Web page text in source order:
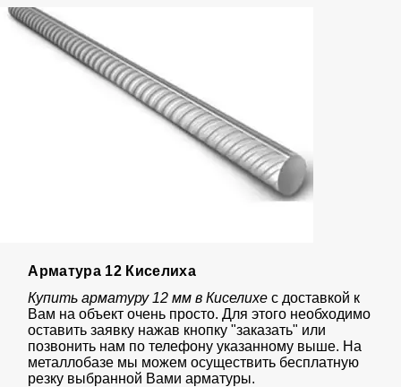
Арматура 12 Киселиха
Купить арматуру 12 мм в Киселихес доставкой к
Вам на объект очень просто. Для этого необходимо
оставить заявку нажав кнопку "заказать" или
позвонить нам по телефону указанному выше. На
металлобазе мы можем осуществить бесплатную
резку выбранной Вами арматуры.